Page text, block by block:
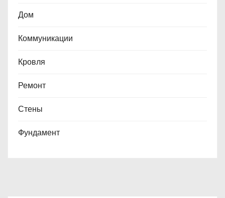
Дом
Коммуникации
Кровля
Ремонт
Стены
Фундамент